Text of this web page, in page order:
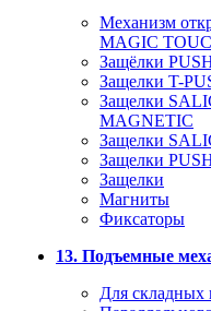
Механизм
MAGIC
Защёлки
Защелки T-
Защелки
MAGNETIC
Защелки
Защелки
Защелки
Магниты
Фиксаторы
13. Подъемные
Для складных